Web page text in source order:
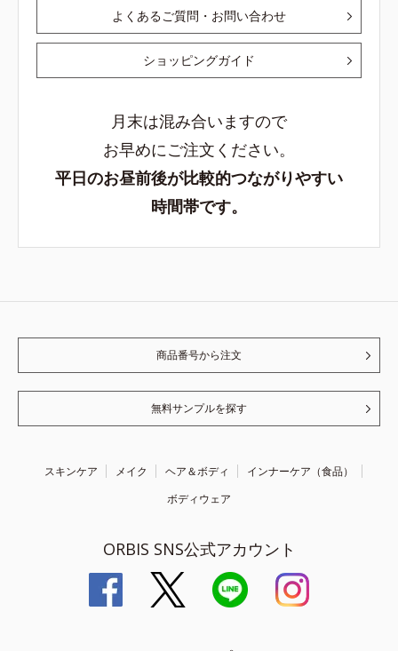
よくあるご質問・お問い合わせ
ショッピングガイド
月末は混み合いますので
お早めにご注文ください。
平日のお昼前後が比較的つながりやすい
時間帯です。
商品番号から注文
無料サンプルを探す
スキンケア メイク ヘア＆ボディ
インナーケア（食品）
ボディウェア
ORBIS SNS公式アカウント